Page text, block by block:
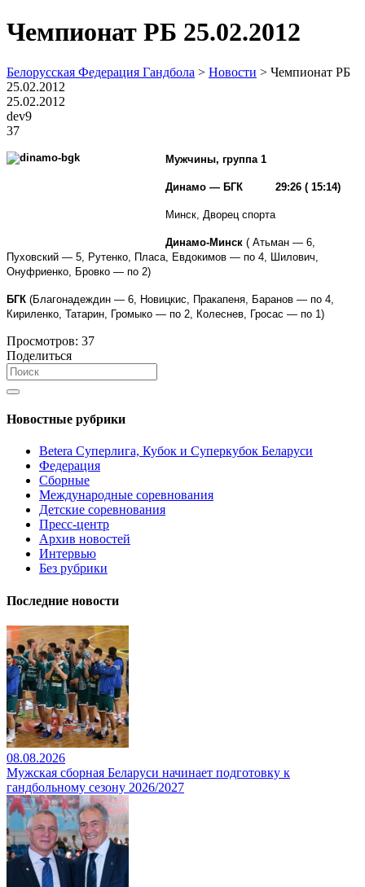
Чемпионат РБ 25.02.2012
Белорусская Федерация Гандбола > Новости > Чемпионат РБ
25.02.2012
25.02.2012
dev9
37
Мужчины, группа 1
Динамо — БГК 29:26 ( 15:14)
Минск, Дворец спорта
Динамо-Минск ( Атьман — 6,
Пуховский — 5, Рутенко, Пласа, Евдокимов — по 4, Шилович,
Онуфриенко, Бровко — по 2)
БГК (Благонадеждин — 6, Новицкис, Пракапеня, Баранов — по 4,
Кириленко, Татарин, Громыко — по 2, Колеснев, Гросас — по 1)
Просмотров: 37
Поделиться
Новостные рубрики
Betera Суперлига, Кубок и Суперкубок Беларуси
Федерация
Сборные
Международные соревнования
Детские соревнования
Пресс-центр
Архив новостей
Интервью
Без рубрики
Последние новости
08.08.2026
Мужская сборная Беларуси начинает подготовку к
гандбольному сезону 2026/2027